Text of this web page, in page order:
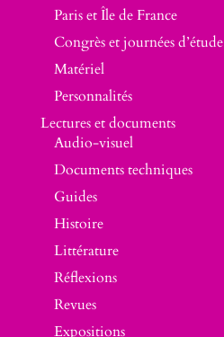
Paris et Île de France
Congrès et journées d’étude
Matériel
Personnalités
Lectures et documents
Audio-visuel
Documents techniques
Guides
Histoire
Littérature
Réflexions
Revues
Expositions